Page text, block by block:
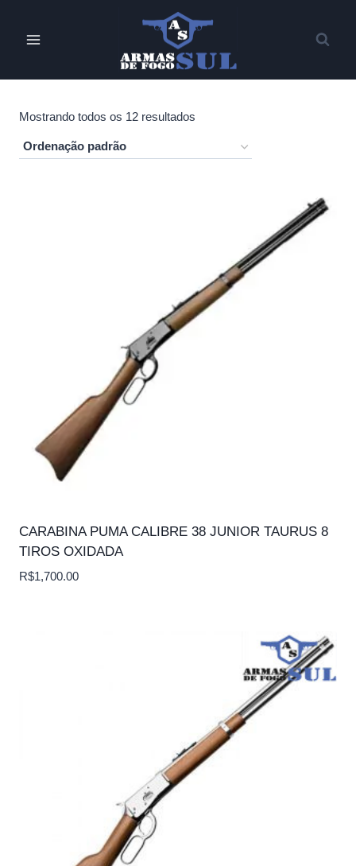
Mostrando todos os 12 resultados
CARABINA PUMA CALIBRE 38 JUNIOR TAURUS 8
TIROS OXIDADA
R$1,700.00